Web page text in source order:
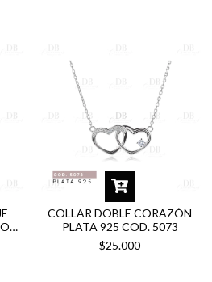
COLLAR DOBLE CORAZÓN
PLATA 925 COD. 5073
$25.000